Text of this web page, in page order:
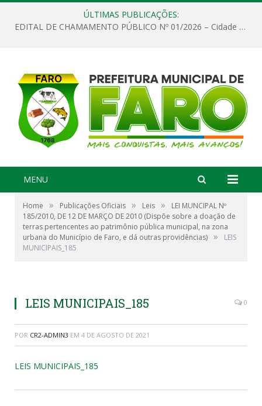
ÚLTIMAS PUBLICAÇÕES:
EDITAL DE CHAMAMENTO PÚBLICO Nº 01/2026 – Cidade de Faro
MENU
Home » Publicações Oficiais » Leis »
LEI MUNCIPAL Nº
185/2010, DE 12 DE MARÇO DE 2010 (Dispõe sobre a doação de
terras pertencentes ao patrimônio pública municipal, na zona
urbana do Município de Faro, e dá outras providências) »
LEIS
MUNICIPAIS_185
LEIS MUNICIPAIS_185 0
POR CR2-ADMIN3 EM 4 DE AGOSTO DE 2021
LEIS MUNICIPAIS_185